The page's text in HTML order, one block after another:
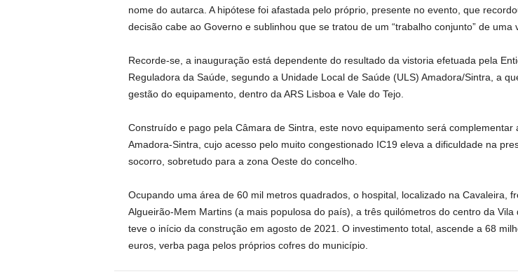
nome do autarca. A hipótese foi afastada pelo próprio, presente no evento, que
decisão cabe ao Governo e sublinhou que se tratou de um “trabalho conjunto” de uma
Recorde-se, a inauguração está dependente do resultado da vistoria efetuada pela
Reguladora da Saúde, segundo a Unidade Local de Saúde (ULS) Amadora/Sintra, a
gestão do equipamento, dentro da ARS Lisboa e Vale do Tejo.
Construído e pago pela Câmara de Sintra, este novo equipamento será complementar
Amadora-Sintra, cujo acesso pelo muito congestionado IC19 eleva a dificuldade na
socorro, sobretudo para a zona Oeste do concelho.
Ocupando uma área de 60 mil metros quadrados, o hospital, localizado na Cavaleira,
Algueirão-Mem Martins (a mais populosa do país), a três quilómetros do centro da Vila
teve o início da construção em agosto de 2021. O investimento total, ascende a 68
euros, verba paga pelos próprios cofres do município.